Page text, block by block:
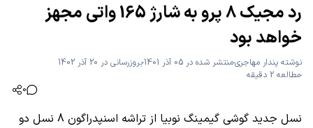
رد مجیک 8 پرو به شارژ 165 واتی مجهز
خواهد بود
نوشته پندار مهاجریمنتشر شده در 05 آذر 1401
بروزرسانی در 20 آذر 1402
مطالعه 2 دقیقه
0
نسل جدید گوشی گیمینگ نوبیا از تراشه اسنپدراگون 8 نسل دو